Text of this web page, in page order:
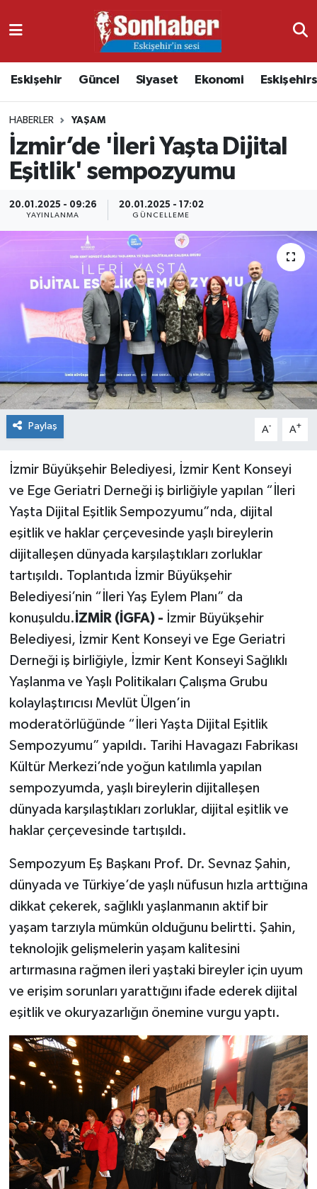
Eskişehir Güncel Siyaset Ekonomi
HABERLER YAŞAM
İzmir’de 'İleri Yaşta Dijital
Eşitlik' sempozyumu
20.01.2025 - 09:26
YAYINLANMA
20.01.2025 - 17:02
GÜNCELLEME
Paylaş A- A+
İzmir Büyükşehir Belediyesi, İzmir Kent Konseyi
ve Ege Geriatri Derneği iş birliğiyle yapılan “İleri
Yaşta Dijital Eşitlik Sempozyumu”nda, dijital
eşitlik ve haklar çerçevesinde yaşlı bireylerin
dijitalleşen dünyada karşılaştıkları zorluklar
tartışıldı. Toplantıda İzmir Büyükşehir
Belediyesi’nin “İleri Yaş Eylem Planı” da
konuşuldu. İZMİR (İGFA) - İzmir Büyükşehir
Belediyesi, İzmir Kent Konseyi ve Ege Geriatri
Derneği iş birliğiyle, İzmir Kent Konseyi Sağlıklı
Yaşlanma ve Yaşlı Politikaları Çalışma Grubu
kolaylaştırıcısı Mevlüt Ülgen’in
moderatörlüğünde “İleri Yaşta Dijital Eşitlik
Sempozyumu” yapıldı. Tarihi Havagazı Fabrikası
Kültür Merkezi’nde yoğun katılımla yapılan
sempozyumda, yaşlı bireylerin dijitalleşen
dünyada karşılaştıkları zorluklar, dijital eşitlik ve
haklar çerçevesinde tartışıldı.
Sempozyum Eş Başkanı Prof. Dr. Sevnaz Şahin,
dünyada ve Türkiye’de yaşlı nüfusun hızla arttığına
dikkat çekerek, sağlıklı yaşlanmanın aktif bir
yaşam tarzıyla mümkün olduğunu belirtti. Şahin,
teknolojik gelişmelerin yaşam kalitesini
artırmasına rağmen ileri yaştaki bireyler için uyum
ve erişim sorunları yarattığını ifade ederek dijital
eşitlik ve okuryazarlığın önemine vurgu yaptı.
Ekonomi
Güncel
Kültür & Sanat
Magazin
Resmi İlanlar
Sağlık
Siyaset
Spor
Nöbetçi Eczaneler
Namaz Vakitleri
Trafik Durumu
Süper Lig Puan Durumu ve Fikstür
Tüm Manşetler
Son Dakika Haberleri
Haber Arşivi